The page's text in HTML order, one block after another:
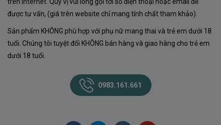
được tư vấn, (giá trên website chỉ mang tính chất tham khảo).
Sản phẩm KHÔNG phù hợp với phụ nữ mang thai và trẻ em dưới 18
tuổi. Chúng tôi tuyệt đối KHÔNG bán hàng và giao hàng cho trẻ em
dưới 18 tuổi.
0983.161.661